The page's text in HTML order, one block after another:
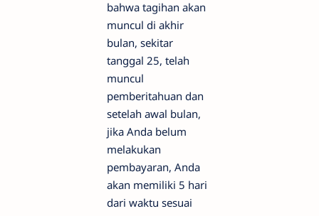
bahwa tagihan akan
muncul di akhir
bulan, sekitar
tanggal 25, telah
muncul
pemberitahuan dan
setelah awal bulan,
jika Anda belum
melakukan
pembayaran, Anda
akan memiliki 5 hari
dari waktu sesuai